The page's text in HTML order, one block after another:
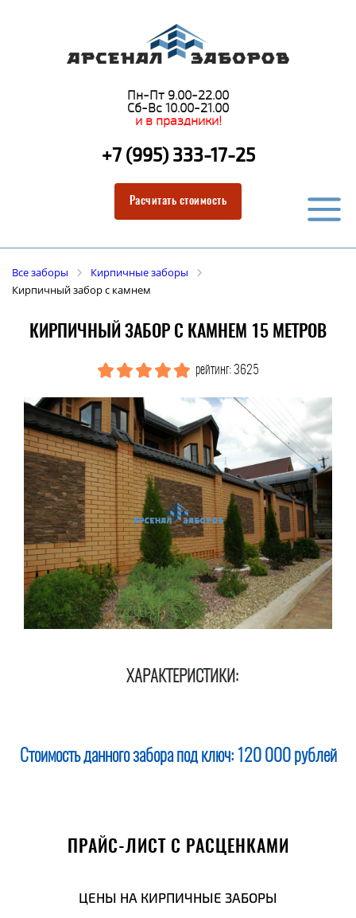
Пн-Пт 9.00-22.00
Сб-Вс 10.00-21.00
и в праздники!
+7 (995) 333-17-25
Расчитать стоимость
Все заборы
Кирпичные заборы
Кирпичный забор с камнем
КИРПИЧНЫЙ ЗАБОР С КАМНЕМ 15 МЕТРОВ
рейтинг: 3625
ХАРАКТЕРИСТИКИ:
Стоимость данного забора под ключ: 120 000 рублей
ПРАЙС-ЛИСТ С РАСЦЕНКАМИ
ЦЕНЫ НА КИРПИЧНЫЕ ЗАБОРЫ